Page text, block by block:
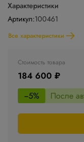
Характеристики
Артикул:100461
Все характеристики
Стоимость товара
184 600 ₽
−5% После